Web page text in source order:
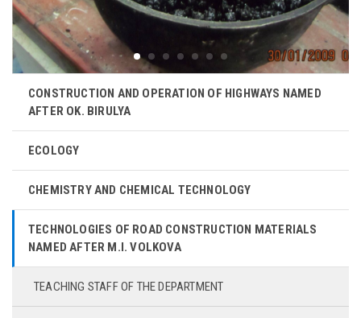
CONSTRUCTION AND OPERATION OF HIGHWAYS NAMED
AFTER OK. BIRULYA
ECOLOGY
CHEMISTRY AND CHEMICAL TECHNOLOGY
TECHNOLOGIES OF ROAD CONSTRUCTION MATERIALS
NAMED AFTER M.I. VOLKOVA
TEACHING STAFF OF THE DEPARTMENT